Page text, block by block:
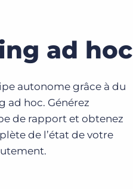
ad hoc
autonome grâce à du
ad hoc. Générez
de rapport et obtenez
de l’état de votre